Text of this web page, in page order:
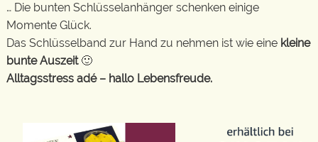
… Die bunten Schlüsselanhänger schenken einige
Momente Glück.
Das Schlüsselband zur Hand zu nehmen ist wie eine kleine
bunte Auszeit🙂
Alltagsstress adé – hallo Lebensfreude.